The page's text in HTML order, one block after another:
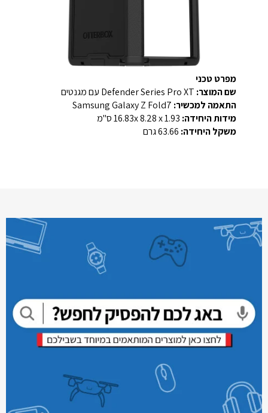
מפרט טכני
שם המוצר:
התאמה למכשיר:
מידות היחידה:
משקל היחידה: